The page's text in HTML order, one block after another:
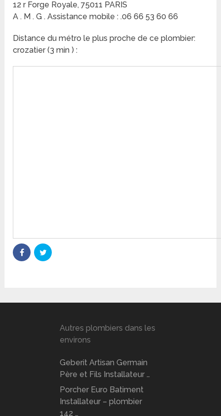
12 r Forge Royale, 75011 PARIS
A . M . G . Assistance mobile : .06 66 53 60 66
Distance du métro le plus proche de ce plombier:
crozatier (3 min ) :
Autres plombiers dans les
environs
Geberit Artisan Germain
Père et Fils Installateur …
Porcher Euro Batiment
Installateur – plombier
142 …